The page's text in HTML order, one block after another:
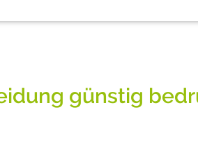
günstig